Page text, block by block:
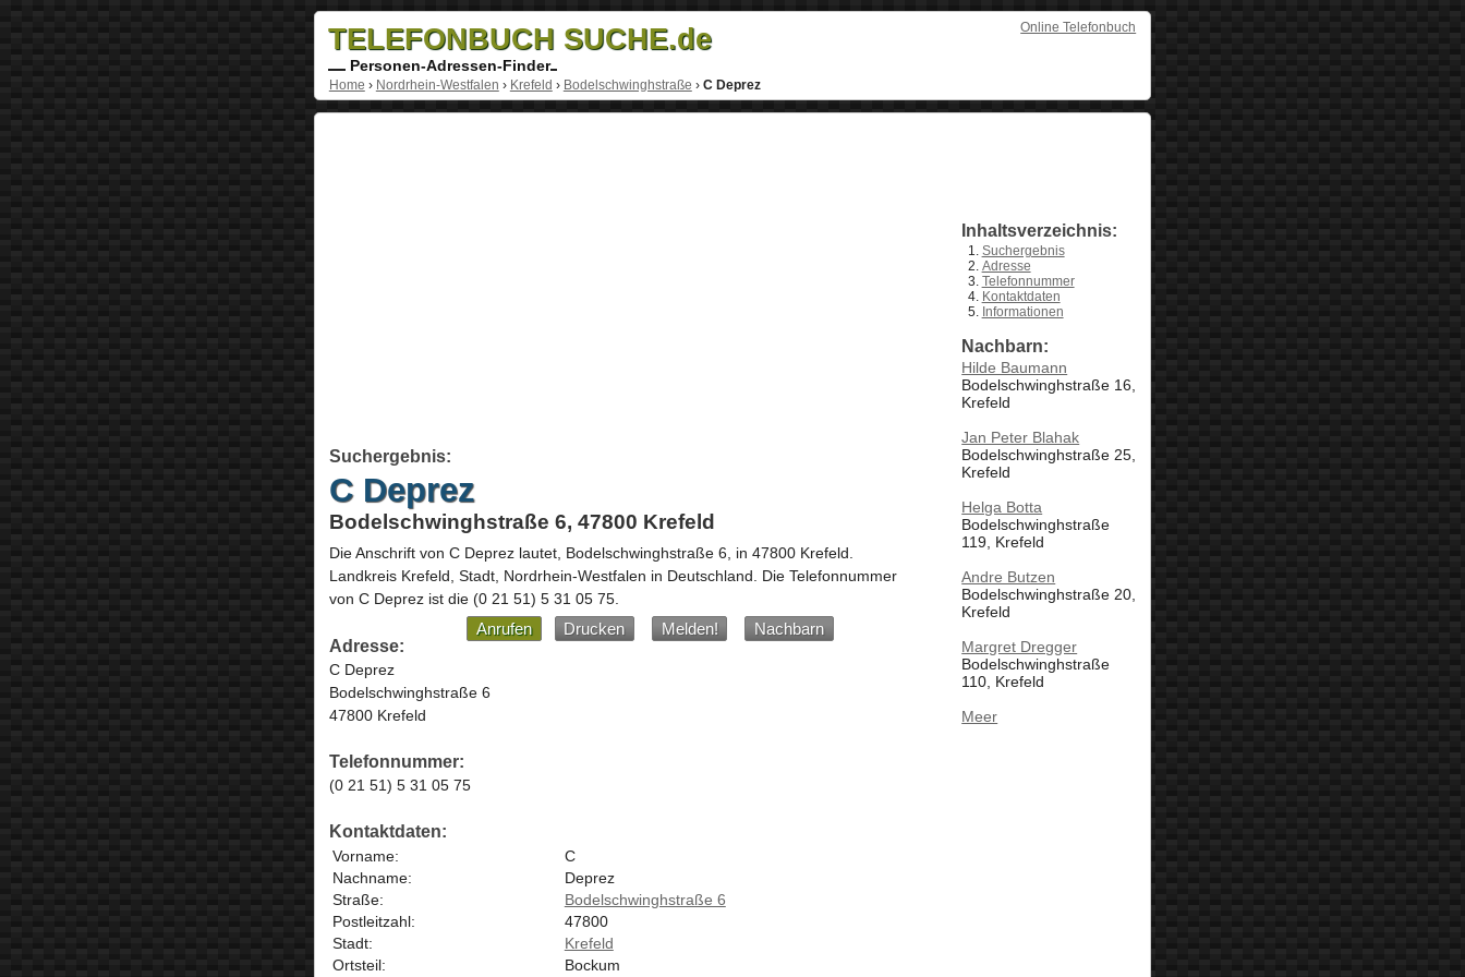
Online Telefonbuch
TELEFONBUCH SUCHE.de
Personen-Adressen-Finder
Home › Nordrhein-Westfalen › Krefeld › Bodelschwinghstraße › C Deprez
Suchergebnis:
C Deprez
Bodelschwinghstraße 6, 47800 Krefeld
Die Anschrift von C Deprezlautet, Bodelschwinghstraße 6, in 47800 Krefeld.
Landkreis Krefeld, Stadt, Nordrhein-Westfalen in Deutschland. Die Telefonnummer
von C Deprez ist die (0 21 51) 5 31 05 75.
Anrufen Drucken Melden!
Nachbarn
Adresse:
C Deprez
Bodelschwinghstraße 6
47800 Krefeld
Telefonnummer:
(0 21 51) 5 31 05 75
Kontaktdaten:
Vorname:
C
Nachname:
Deprez
Straße:
Bodelschwinghstraße 6
Postleitzahl:
47800
Stadt:
Krefeld
Ortsteil:
Bockum
Inhaltsverzeichnis:
Suchergebnis
Adresse
Telefonnummer
Kontaktdaten
Informationen
Nachbarn:
Hilde Baumann
Bodelschwinghstraße 16,
Krefeld
Jan Peter Blahak
Bodelschwinghstraße 25,
Krefeld
Helga Botta
Bodelschwinghstraße
119, Krefeld
Andre Butzen
Bodelschwinghstraße 20,
Krefeld
Margret Dregger
Bodelschwinghstraße
110, Krefeld
Meer